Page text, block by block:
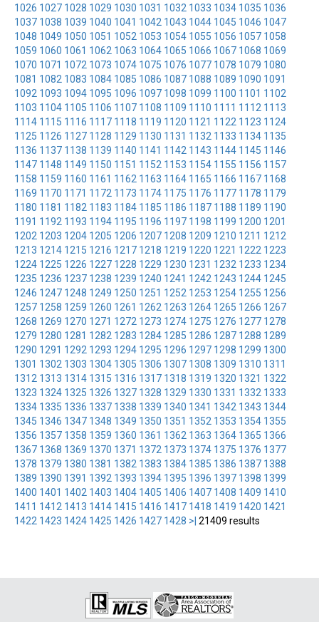
1026 1027 1028 1029 1030 1031 1032 1033 1034 1035 1036
1037 1038 1039 1040 1041 1042 1043 1044 1045 1046 1047
1048 1049 1050 1051 1052 1053 1054 1055 1056 1057 1058
1059 1060 1061 1062 1063 1064 1065 1066 1067 1068 1069
1070 1071 1072 1073 1074 1075 1076 1077 1078 1079 1080
1081 1082 1083 1084 1085 1086 1087 1088 1089 1090 1091
1092 1093 1094 1095 1096 1097 1098 1099 1100 1101 1102
1103 1104 1105 1106 1107 1108 1109 1110 1111 1112 1113
1114 1115 1116 1117 1118 1119 1120 1121 1122 1123 1124
1125 1126 1127 1128 1129 1130 1131 1132 1133 1134 1135
1136 1137 1138 1139 1140 1141 1142 1143 1144 1145 1146
1147 1148 1149 1150 1151 1152 1153 1154 1155 1156 1157
1158 1159 1160 1161 1162 1163 1164 1165 1166 1167 1168
1169 1170 1171 1172 1173 1174 1175 1176 1177 1178 1179
1180 1181 1182 1183 1184 1185 1186 1187 1188 1189 1190
1191 1192 1193 1194 1195 1196 1197 1198 1199 1200 1201
1202 1203 1204 1205 1206 1207 1208 1209 1210 1211 1212
1213 1214 1215 1216 1217 1218 1219 1220 1221 1222 1223
1224 1225 1226 1227 1228 1229 1230 1231 1232 1233 1234
1235 1236 1237 1238 1239 1240 1241 1242 1243 1244 1245
1246 1247 1248 1249 1250 1251 1252 1253 1254 1255 1256
1257 1258 1259 1260 1261 1262 1263 1264 1265 1266 1267
1268 1269 1270 1271 1272 1273 1274 1275 1276 1277 1278
1279 1280 1281 1282 1283 1284 1285 1286 1287 1288 1289
1290 1291 1292 1293 1294 1295 1296 1297 1298 1299 1300
1301 1302 1303 1304 1305 1306 1307 1308 1309 1310 1311
1312 1313 1314 1315 1316 1317 1318 1319 1320 1321 1322
1323 1324 1325 1326 1327 1328 1329 1330 1331 1332 1333
1334 1335 1336 1337 1338 1339 1340 1341 1342 1343 1344
1345 1346 1347 1348 1349 1350 1351 1352 1353 1354 1355
1356 1357 1358 1359 1360 1361 1362 1363 1364 1365 1366
1367 1368 1369 1370 1371 1372 1373 1374 1375 1376 1377
1378 1379 1380 1381 1382 1383 1384 1385 1386 1387 1388
1389 1390 1391 1392 1393 1394 1395 1396 1397 1398 1399
1400 1401 1402 1403 1404 1405 1406 1407 1408 1409 1410
1411 1412 1413 1414 1415 1416 1417 1418 1419 1420 1421
1422 1423 1424 1425 1426 1427 1428 >| 21409 results